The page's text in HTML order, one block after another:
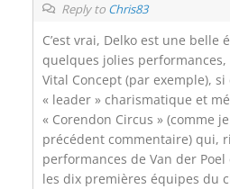
Reply to Chris83
C’est vrai, Delko est une belle
quelques jolies performances,
Vital Concept (par exemple), si
« leader » charismatique et
« Corendon Circus » (comme
précédent commentaire) qui,
performances de Van der
les dix premières équipes du